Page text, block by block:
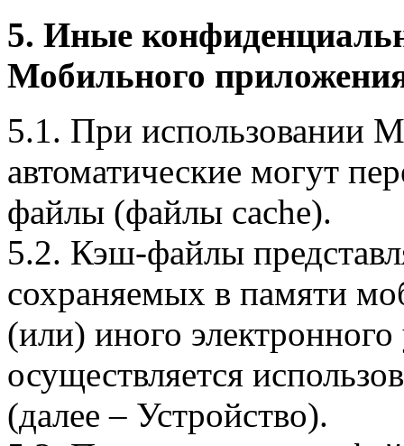
5. Иные
Мобильного
5.1. При использовании
автоматические могут
файлы (файлы cache).
5.2. Кэш-файлы
сохраняемых в памяти
(или) иного электронного
осуществляется
(далее – Устройство).